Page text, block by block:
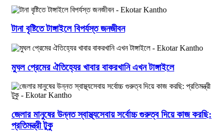
টানা বৃষ্টিতে টাঙ্গাইলে বিপর্যস্ত জনজীবন
মুঘল প্রেমের ঐতিহ্যের খাবার বাকরখানি এখন টাঙ্গাইলে
জেলার মানুষের উন্নত স্বাস্থ্যসেবায় সর্বোচ্চ গুরুত্ব দিয়ে কাজ করছি:
প্রতিমন্ত্রী টুকু